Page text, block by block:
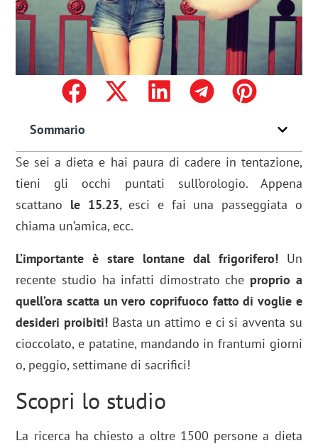
Sommario
Se sei a dieta e hai paura di cadere in tentazione,
tieni gli occhi puntati sull’orologio. Appena
scattano le 15.23, esci e fai una passeggiata o
chiama un’amica, ecc.
L’importante è stare lontane dal frigorifero!Un
recente studio ha infatti dimostrato che proprio a
quell’ora scatta un vero coprifuoco fatto di voglie e
desideri proibiti! Basta un attimo e ci si avventa su
cioccolato, e patatine, mandando in frantumi giorni
o, peggio, settimane di sacrifici!
Scopri lo studio
La ricerca ha chiesto a oltre 1500 persone a dieta